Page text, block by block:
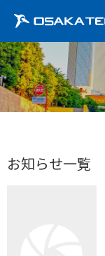
お知らせ一覧